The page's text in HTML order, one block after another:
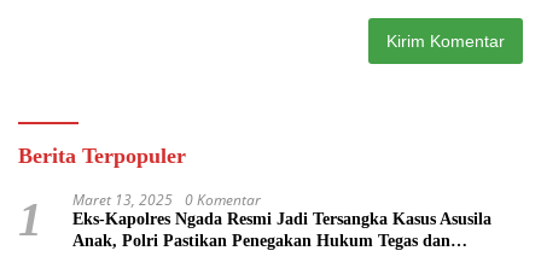
Berita Terpopuler
1 Maret 13, 2025 0 Komentar
Eks-Kapolres Ngada Resmi Jadi Tersangka Kasus Asusila
Anak, Polri Pastikan Penegakan Hukum Tegas dan